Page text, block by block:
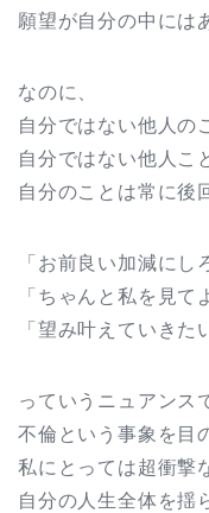
願望が自分の中には
なのに、
自分ではない他人の
自分ではない他人こ
自分のことは常に後
「お前良い加減にし
「ちゃんと私を見て
「望み叶えていきた
っていうニュアンス
不倫という事象を目
私にとっては超衝撃
自分の人生全体を揺